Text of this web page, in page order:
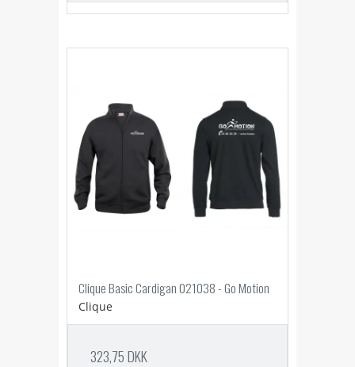
Clique Basic Cardigan 021038 - Go Motion
Clique
323,75 DKK